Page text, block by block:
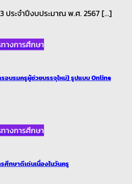
ประจำปีงบประมาณ พ.ศ. 2567 […]
งการศึกษา
รอบรมครูผู้ช่วยบรรจุใหม่) รูปแบบ Online
งการศึกษา
ศึกษาดีเด่นเนื่องในวันครู